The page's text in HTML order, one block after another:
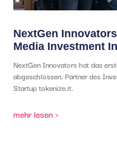
NextGen
Media Investment
NextGen Innovators hat das
abgeschlossen. Partner des
Startup tokenize.it.
mehr lesen >